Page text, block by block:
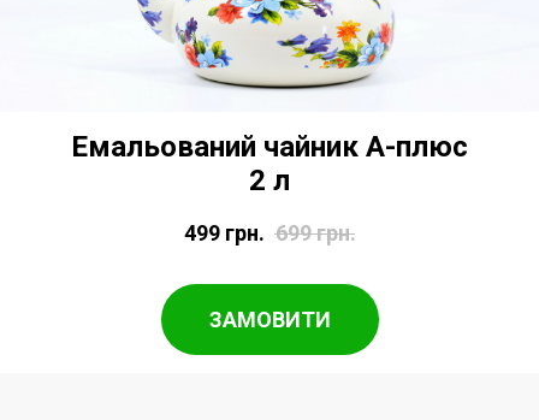
Емальований чайник А-плюс
2 л
499 грн. 699грн.
ЗАМОВИТИ